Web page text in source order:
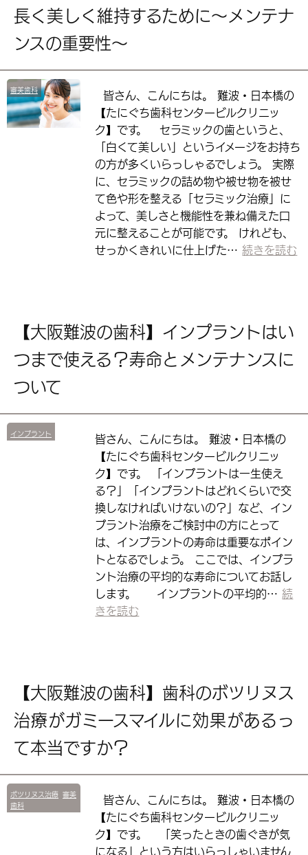
長く美しく維持するために～メンテナ
ンスの重要性～
審美歯科
皆さん、こんにちは。 難波・日本橋の
【たにぐち歯科センタービルクリニッ
ク】です。 セラミックの歯というと、
「白くて美しい」というイメージをお持ち
の方が多くいらっしゃるでしょう。 実際
に、セラミックの詰め物や被せ物を被せ
て色や形を整える「セラミック治療」に
よって、美しさと機能性を兼ね備えた口
元に整えることが可能です。 けれども、
せっかくきれいに仕上げた…続きを読む
【大阪難波の歯科】インプラントはい
つまで使える？寿命とメンテナンスに
ついて
インプラント
皆さん、こんにちは。 難波・日本橋の
【たにぐち歯科センタービルクリニッ
ク】です。 「インプラントは一生使え
る？」「インプラントはどれくらいで交
換しなければいけないの？」など、イン
プラント治療をご検討中の方にとって
は、インプラントの寿命は重要なポイン
トとなるでしょう。 ここでは、インプラ
ント治療の平均的な寿命についてお話し
します。 インプラントの平均的…続
きを読む
【大阪難波の歯科】歯科のボツリヌス
治療がガミースマイルに効果があるっ
て本当ですか？
ボツリヌス治療 審美
歯科
皆さん、こんにちは。 難波・日本橋の
【たにぐち歯科センタービルクリニッ
ク】です。 「笑ったときの歯ぐきが気
になる」という方はいらっしゃいません